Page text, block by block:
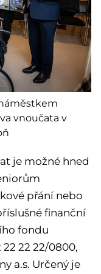
vnoučata v
je možné hned
přání nebo
finanční
fondu
22 22 22/0800,
a.s. Určený je